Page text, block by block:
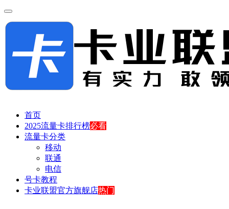
首页
2025流量卡排行榜必看
流量卡分类
移动
联通
电信
号卡教程
卡业联盟官方旗舰店热门